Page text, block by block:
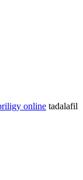
online tadalafil